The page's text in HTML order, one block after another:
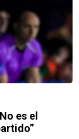
es el